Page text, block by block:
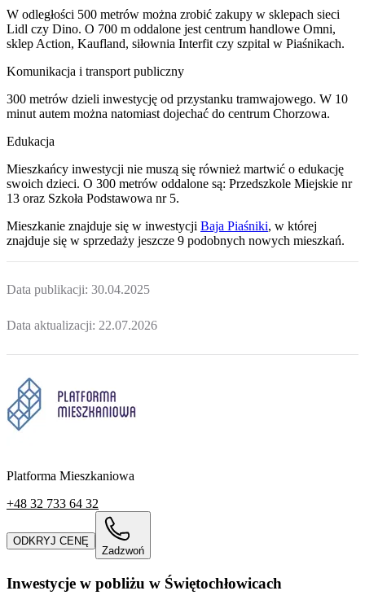
W odległości 500 metrów można zrobić zakupy w sklepach sieci
Lidl czy Dino. O 700 m oddalone jest centrum handlowe Omni,
sklep Action, Kaufland, siłownia Interfit czy szpital w Piaśnikach.
Komunikacja i transport publiczny
300 metrów dzieli inwestycję od przystanku tramwajowego. W 10
minut autem można natomiast dojechać do centrum Chorzowa.
Edukacja
Mieszkańcy inwestycji nie muszą się również martwić o edukację
swoich dzieci. O 300 metrów oddalone są: Przedszkole Miejskie nr
13 oraz Szkoła Podstawowa nr 5.
Mieszkanie znajduje się w inwestycji Baja Piaśniki, w której
znajduje się w sprzedaży jeszcze 9 podobnych nowych mieszkań.
Data publikacji: 30.04.2025
Data aktualizacji: 22.07.2026
Platforma Mieszkaniowa
+48 32 733 64 32
ODKRYJ CENĘ
Zadzwoń
Inwestycje w pobliżu w Świętochłowicach